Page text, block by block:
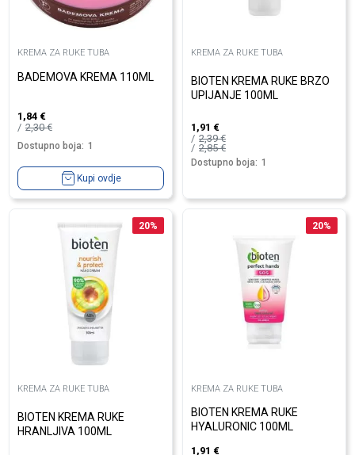
KREMA ZA RUKE TUBA
BADEMOVA KREMA 110ML
1,84 €
2,30€
Dostupno boja: 1
Kupi ovdje
KREMA ZA RUKE TUBA
BIOTEN KREMA RUKE BRZO
UPIJANJE 100ML
1,91 €
2,39€
2,85€
Dostupno boja: 1
20%
KREMA ZA RUKE TUBA
BIOTEN KREMA RUKE
HRANLJIVA 100ML
20%
KREMA ZA RUKE TUBA
BIOTEN KREMA RUKE
HYALURONIC 100ML
1,91 €